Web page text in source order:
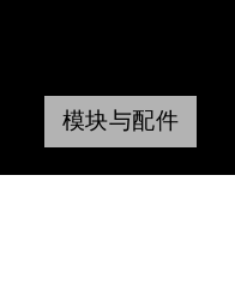
模块与配件